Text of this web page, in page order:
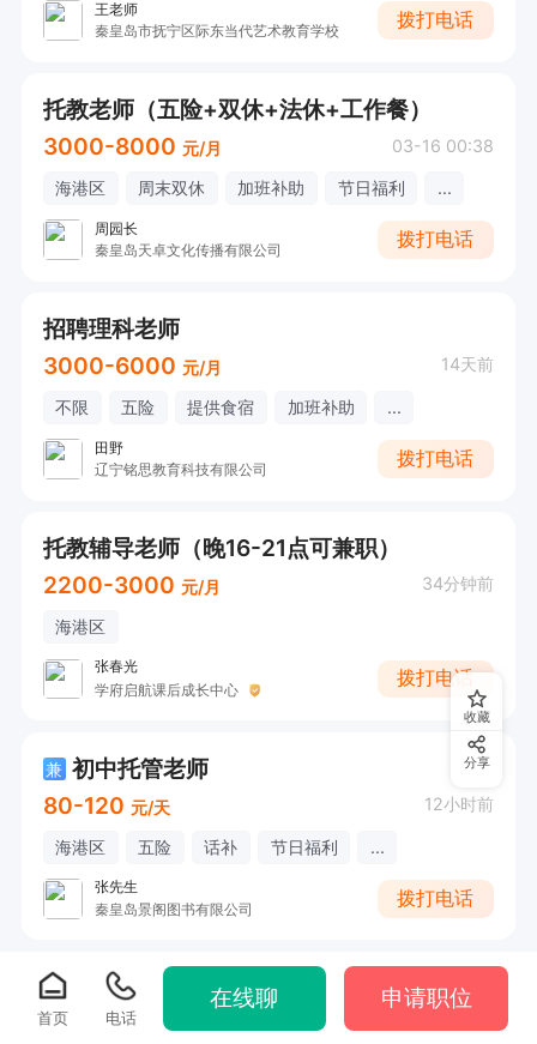
王老师
秦皇岛市抚宁区际东当代艺术教育学校
拨打电话
托教老师（五险+双休+法休+工作餐）
3000-8000 元/月 03-16 00:38
海港区 周末双休 加班补助 节日福利 ...
周园长
秦皇岛天卓文化传播有限公司
拨打电话
招聘理科老师
3000-6000 元/月 14天前
不限 五险 提供食宿 加班补助 ...
田野
辽宁铭思教育科技有限公司
拨打电话
托教辅导老师（晚16-21点可兼职）
2200-3000 元/月 34分钟前
海港区
张春光
学府启航课后成长中心
拨打电话
兼 初中托管老师
80-120 元/天 12小时前
海港区 五险 话补 节日福利 ...
张先生
秦皇岛景阁图书有限公司
拨打电话
收藏
分享
首页 电话
在线聊 申请职位